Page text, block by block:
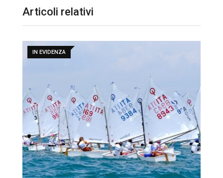
Articoli relativi
IN EVIDENZA